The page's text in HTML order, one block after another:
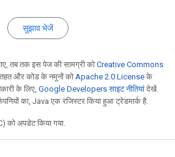
सुझाव भेजें
तब तक इस पेज की सामग्री को Creative Commons
और कोड के नमूनों को Apache 2.0 License के
के लिए, Google Developers साइट नीतियां देखें.
का, Java एक रजिस्टर किया हुआ ट्रेडमार्क है.
को अपडेट किया गया.